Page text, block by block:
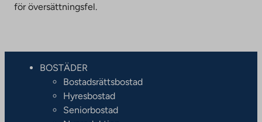
för översättningsfel.
BOSTÄDER
Bostadsrättsbostad
Hyresbostad
Seniorbostad